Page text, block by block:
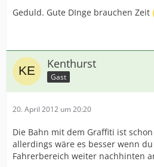
Geduld. Gute DInge brauchen Zeit
Kenthurst
Gast
20. April 2012 um 20:20
Die Bahn mit dem Graffiti ist
allerdings wäre es besser wenn du
Fahrerbereich weiter nachhinten